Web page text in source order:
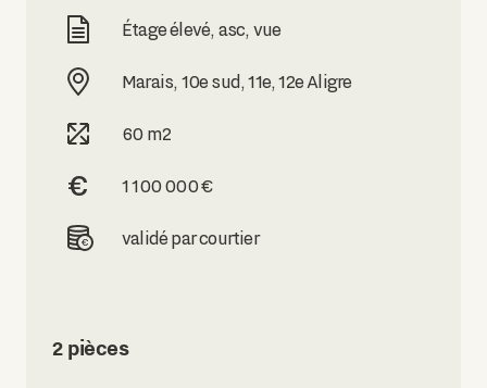
Étage élevé, asc, vue
Marais, 10e sud, 11e, 12e Aligre
60 m2
1 100 000 €
validé par courtier
2 pièces